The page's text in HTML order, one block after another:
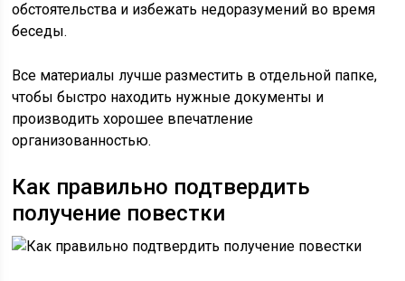
обстоятельства и избежать недоразумений во время
беседы.
Все материалы лучше разместить в отдельной папке,
чтобы быстро находить нужные документы и
производить хорошее впечатление
организованностью.
Как правильно подтвердить
получение повестки